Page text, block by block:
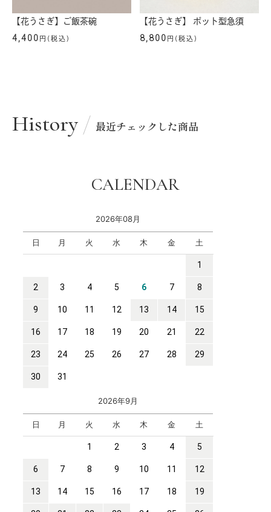
【花うさぎ】ご飯茶碗
4,400 円(税込)
【花うさぎ】 ポット型急須
8,800 円(税込)
History 最近チェックした商品
CALENDAR